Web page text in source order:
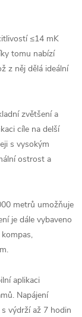
≤14 mK
tomu nabízí
z něj dělá ideální
zvětšení a
cíle na delší
s vysokým
ostrost a
metrů umožňuje
je dále vybaveno
aplikaci
Napájení
výdrží až 7 hodin